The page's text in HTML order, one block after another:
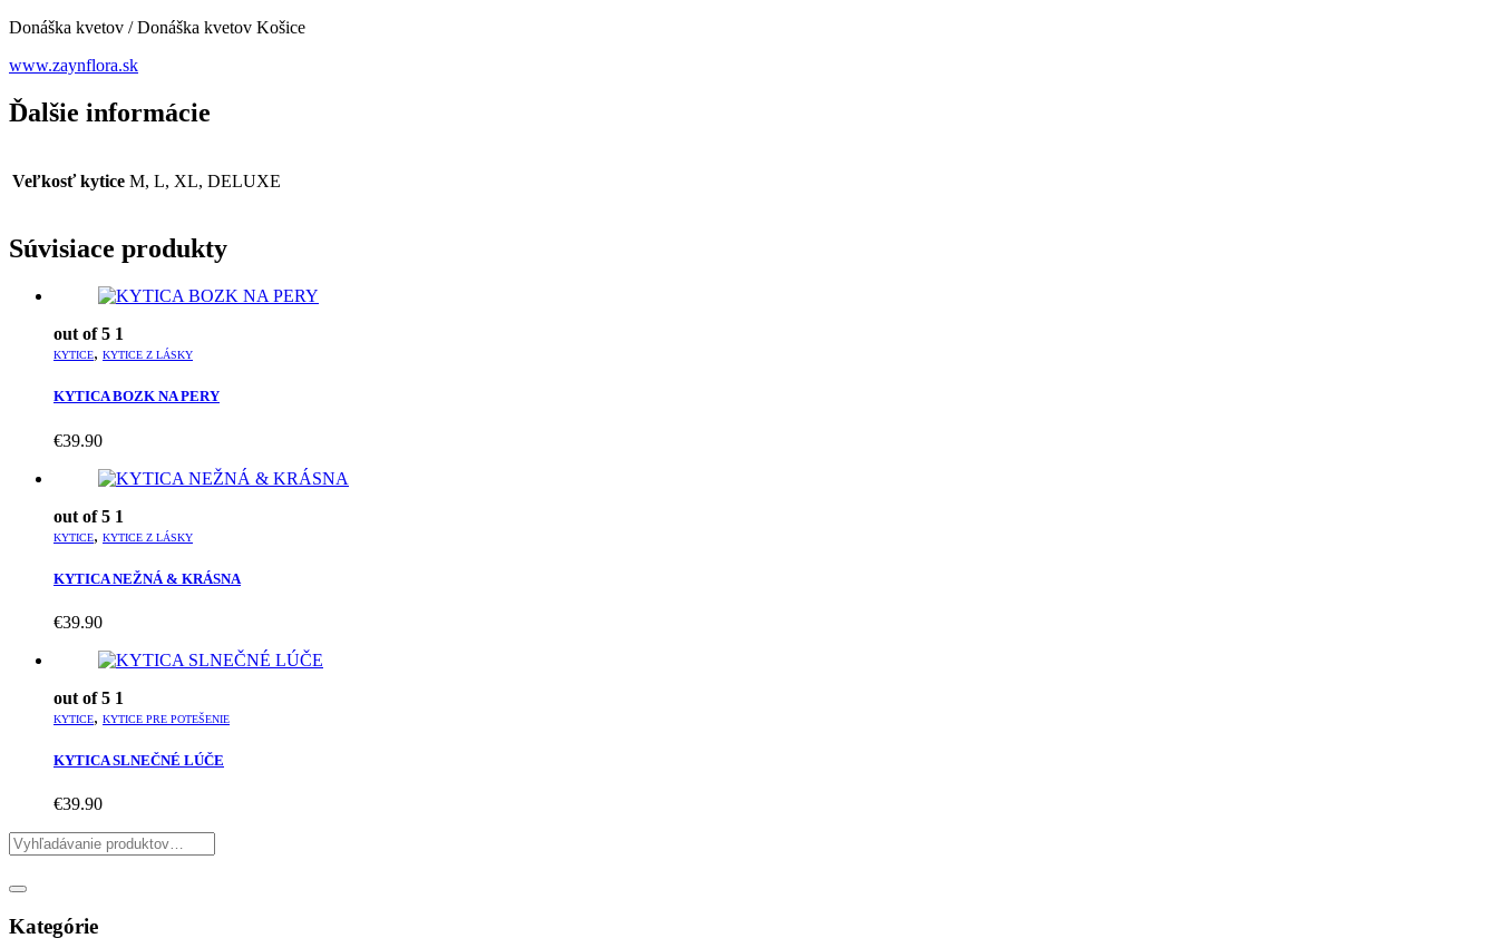
Donáška kvetov / Donáška kvetov Košice
www.zaynflora.sk
Ďalšie informácie
Veľkosť kytice M, L, XL, DELUXE
Súvisiace produkty
out of 5 1
KYTICE, KYTICE Z LÁSKY
KYTICA BOZK NA PERY
€39.90
out of 5 1
KYTICE, KYTICE Z LÁSKY
KYTICA NEŽNÁ & KRÁSNA
€39.90
out of 5 1
KYTICE, KYTICE PRE POTEŠENIE
KYTICA SLNEČNÉ LÚČE
€39.90
Kategórie